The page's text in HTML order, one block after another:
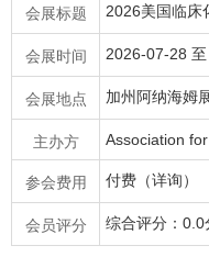
会展标题 2026美国临床
会展时间 2026-07-28
会展地点 加州阿纳海姆
主办方 Association
参会费用 付费（详询）
会员评分 综合评分：0.0